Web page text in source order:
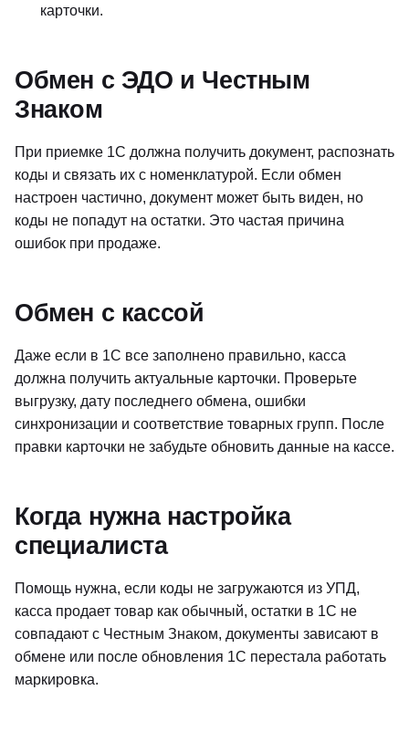
карточки.
Обмен с ЭДО и Честным
Знаком
При приемке 1С должна получить документ, распознать
коды и связать их с номенклатурой. Если обмен
настроен частично, документ может быть виден, но
коды не попадут на остатки. Это частая причина
ошибок при продаже.
Обмен с кассой
Даже если в 1С все заполнено правильно, касса
должна получить актуальные карточки. Проверьте
выгрузку, дату последнего обмена, ошибки
синхронизации и соответствие товарных групп. После
правки карточки не забудьте обновить данные на кассе.
Когда нужна настройка
специалиста
Помощь нужна, если коды не загружаются из УПД,
касса продает товар как обычный, остатки в 1С не
совпадают с Честным Знаком, документы зависают в
обмене или после обновления 1С перестала работать
маркировка.